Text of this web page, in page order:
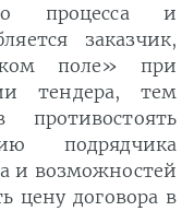
процесса и
заказчик,
поле» при
тендера, тем
подрядчика
и возможностей
цену договора в